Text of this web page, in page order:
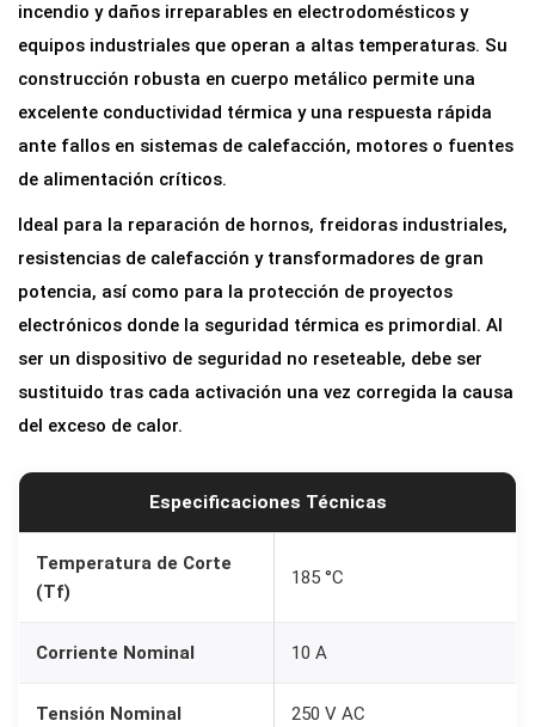
incendio y daños irreparables en electrodomésticos y
equipos industriales que operan a altas temperaturas. Su
construcción robusta en cuerpo metálico permite una
excelente conductividad térmica y una respuesta rápida
ante fallos en sistemas de calefacción, motores o fuentes
de alimentación críticos.
Ideal para la reparación de hornos, freidoras industriales,
resistencias de calefacción y transformadores de gran
potencia, así como para la protección de proyectos
electrónicos donde la seguridad térmica es primordial. Al
ser un dispositivo de seguridad no reseteable, debe ser
sustituido tras cada activación una vez corregida la causa
del exceso de calor.
Especificaciones Técnicas
Temperatura de Corte
(Tf)
185 °C
Corriente Nominal 10 A
Tensión Nominal 250 V AC